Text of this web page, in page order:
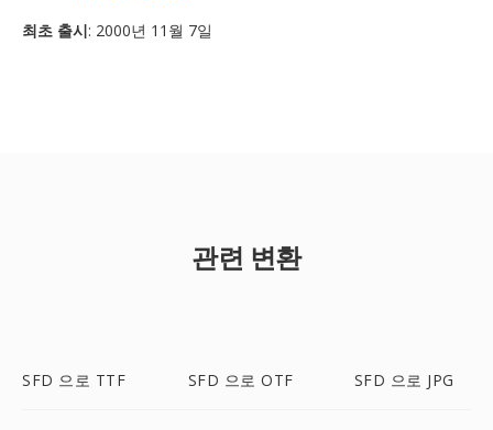
최초 출시: 2000년 11월 7일
관련 변환
SFD 으로 TTF SFD 으로 OTF SFD 으로 JPG